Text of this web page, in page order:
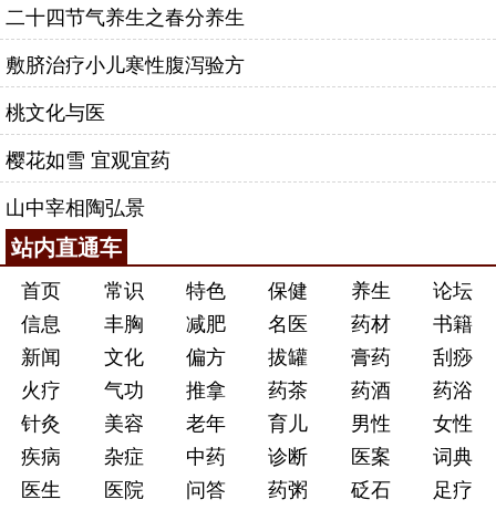
二十四节气养生之春分养生
敷脐治疗小儿寒性腹泻验方
桃文化与医
樱花如雪 宜观宜药
山中宰相陶弘景
站内直通车
首页 常识 特色 保健 养生
论坛
信息
丰胸 减肥 名医 药材
书籍
新闻
文化 偏方 拔罐 膏药
刮痧
火疗
气功 推拿 药茶 药酒
药浴
针灸
美容 老年 育儿 男性
女性
疾病
杂症 中药 诊断 医案
词典
医生
医院 问答 药粥 砭石 足疗